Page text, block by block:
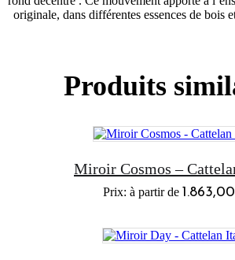
originale, dans différentes essences de bois
Produits
Miroir Cosmos –
1.863,00